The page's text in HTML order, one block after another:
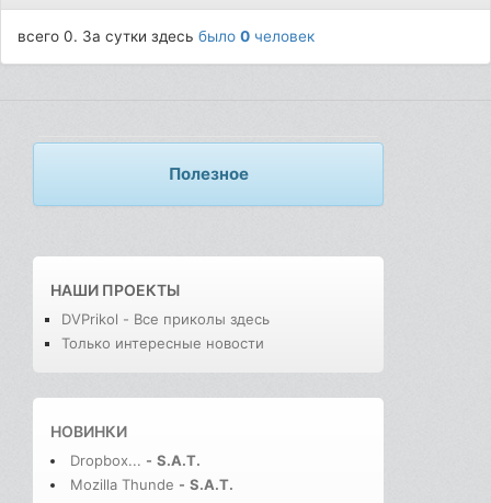
всего 0. За сутки здесьбыло0 человек
Полезное
НАШИ ПРОЕКТЫ
DVPrikol - Все приколы здесь
Только интересные новости
НОВИНКИ
Dropbox... - S.A.T.
Mozilla Thunde - S.A.T.